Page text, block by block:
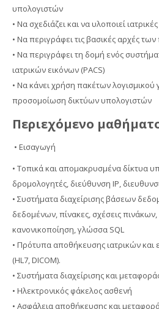
υπολογιστών
• Να σχεδιάζει και να υλοποιεί
• Να περιγράφει τις βασικές αρχές
• Nα περιγράφει τη δομή ενός
ιατρικών εικόνων (PACS)
• Να κάνει χρήση πακέτων λογισμικού
προσομοίωση δικτύων υπολογιστών
Περιεχόμενο
• Εισαγωγή
• Τοπικά και απομακρυσμένα δίκτυα
δρομολογητές, διεύθυνση IP,
• Συστήματα διαχείρισης βάσεων
δεδομένων, πίνακες, σχέσεις πινάκων,
κανονικοποίηση, γλώσσα SQL
• Πρότυπα αποθήκευσης ιατρικών
(HL7, DICOM).
• Συστήματα διαχείρισης και
• Ηλεκτρονικός φάκελος ασθενή
• Ασφάλεια αποθήκευσης και